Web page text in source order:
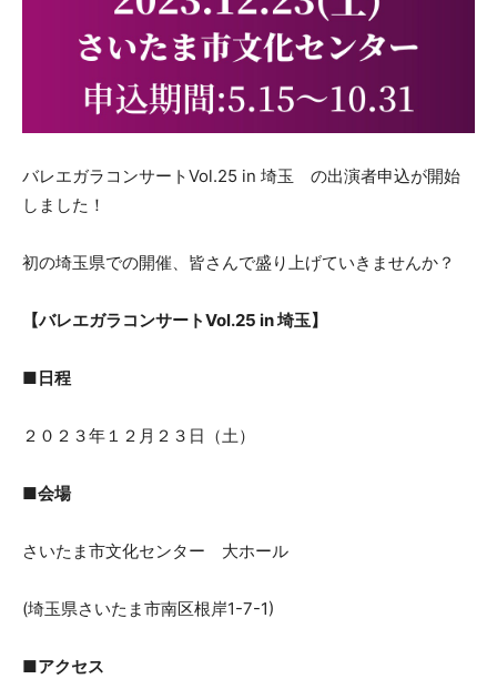
バレエガラコンサートVol.25 in 埼玉 の出演者申込が開始
しました！
初の埼玉県での開催、皆さんで盛り上げていきませんか？
【バレエガラコンサートVol.25 in 埼玉】
■日程
２０２３年１２月２３日（土）
■会場
さいたま市文化センター 大ホール
(埼玉県さいたま市南区根岸1-7-1)
■アクセス